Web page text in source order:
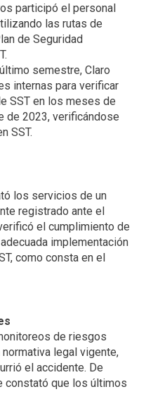
participó el personal
las rutas de
de Seguridad
semestre, Claro
internas para verificar
SST en los meses de
de 2023, verificándose
SST.
los servicios de un
registrado ante el
el cumplimiento de
implementación
como consta en el
de riesgos
legal vigente,
el accidente. De
constató que los últimos